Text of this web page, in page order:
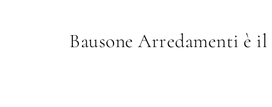
Bausone Arredamenti è